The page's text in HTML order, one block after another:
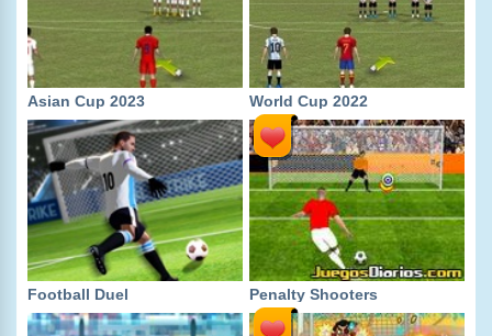
Asian Cup 2023 World Cup 2022
Football Duel Penalty Shooters